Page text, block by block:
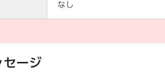
なし
セージ